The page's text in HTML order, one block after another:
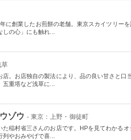
に創業したお煎餅の老舗。東京スカイツリー
しの心」にも触れ...
草
。お店独自の製法により、品の良い甘さと口
五重塔など浅草に...
ゾウ - 東京：上野・御徒町
稲村省三さんのお店です。HPを見てわかるオ
列やおみやげで喜...